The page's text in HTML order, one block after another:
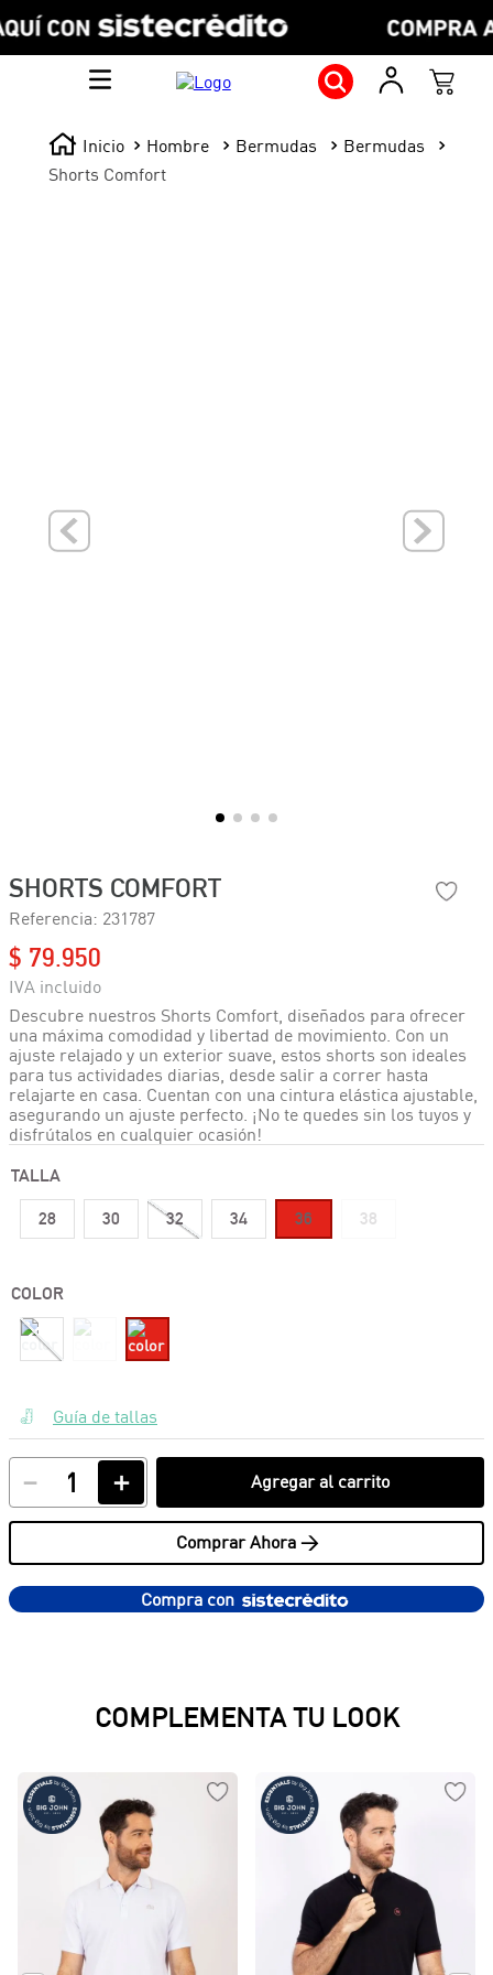
Hombre Bermudas
Bermudas
Shorts Comfort
SHORTS COMFORT
Referencia: 231787
$ 79 950
Descubre nuestros Shorts Comfort, diseñados para ofrecer
una máxima comodidad y libertad de movimiento. Con un
ajuste relajado y un exterior suave, estos shorts son ideales
para tus actividades diarias, desde salir a correr hasta
relajarte en casa. Cuentan con una cintura elástica ajustable,
asegurando un ajuste perfecto. ¡No te quedes sin los tuyos y
disfrútalos en cualquier ocasión!
TALLA
28 30 32 34 36 38
COLOR
Guía de tallas
＋
－ Agregar al carrito
Comprar Ahora >
Compra con
Bermudas Cargo
119.950 $ 99 950
COMPLEMENTA TU LOOK